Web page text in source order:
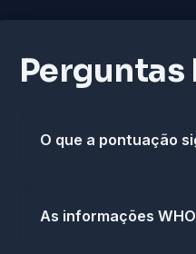
Perguntas
O que a pontuação
As informações